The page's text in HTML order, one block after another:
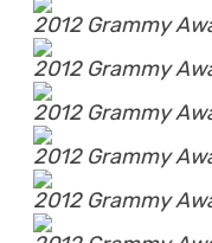
2012 Grammy
2012 Grammy
2012 Grammy
2012 Grammy
2012 Grammy